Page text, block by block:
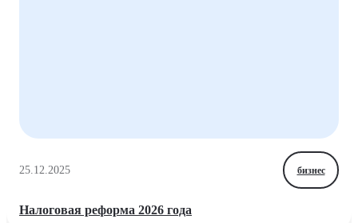
25.12.2025 бизнес
Налоговая реформа 2026 года